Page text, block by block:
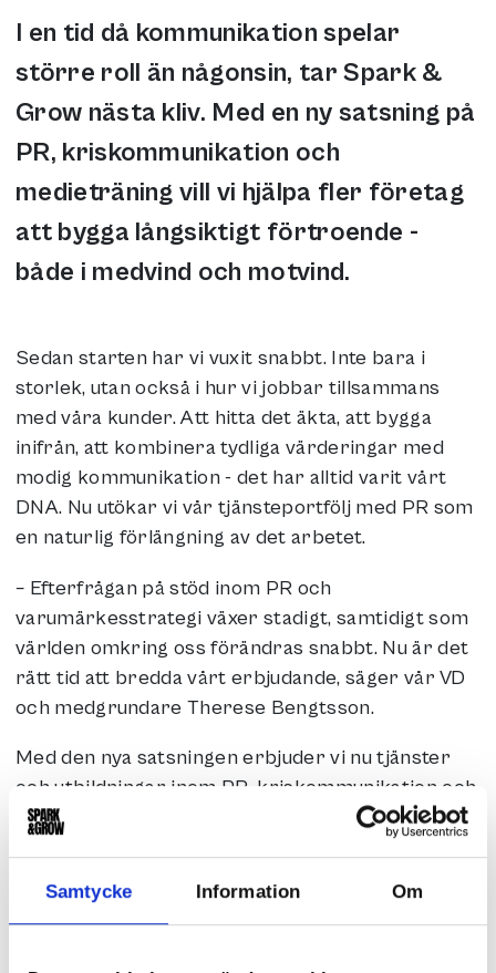
Samtycke Information Om
I en tid då kommunikation spelar
större roll än någonsin, tar Spark &
Grow nästa kliv. Med en ny satsning på
PR, kriskommunikation och
medieträning vill vi hjälpa fler företag
att bygga långsiktigt förtroende -
både i medvind och motvind.
Sedan starten har vi vuxit snabbt. Inte bara i
storlek, utan också i hur vi jobbar tillsammans
med våra kunder. Att hitta det äkta, att bygga
inifrån, att kombinera tydliga värderingar med
modig kommunikation - det har alltid varit vårt
DNA. Nu utökar vi vår tjänsteportfölj med PR som
en naturlig förlängning av det arbetet.
– Efterfrågan på stöd inom PR och
varumärkesstrategi växer stadigt, samtidigt som
världen omkring oss förändras snabbt. Nu är det
rätt tid att bredda vårt erbjudande, säger vår VD
och medgrundare Therese Bengtsson.
Med den nya satsningen erbjuder vi nu tjänster
och utbildningar inom PR, kriskommunikation och
medieträning – allt med målet att rusta företag
specialisten Lisa Borges, som kliver in som
över 15 års erfarenhet av PR och krishantering,